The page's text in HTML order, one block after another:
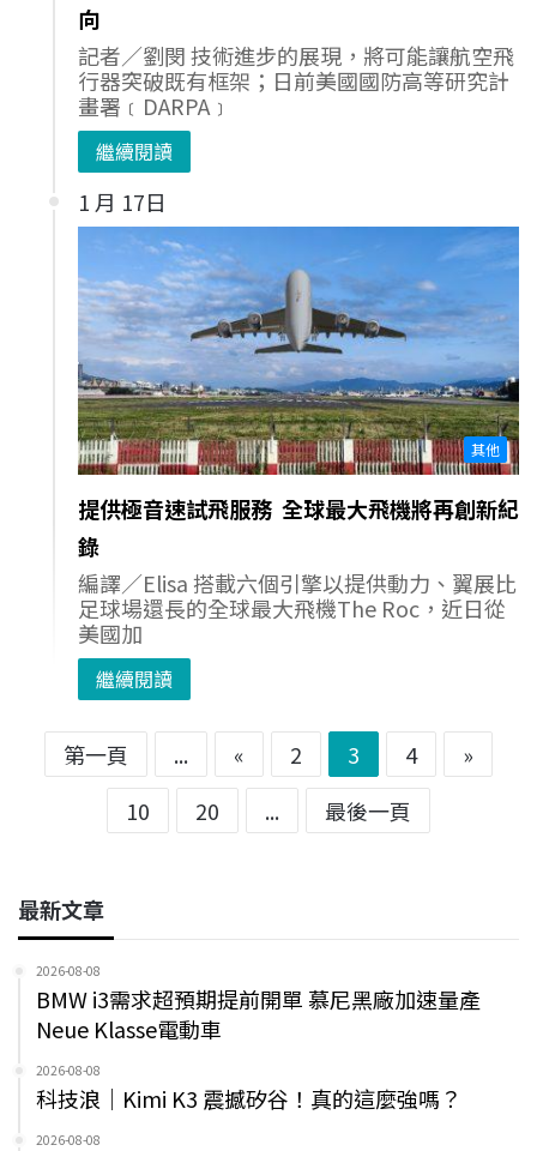
向
記者／劉閔 技術進步的展現，將可能讓航空飛
行器突破既有框架；日前美國國防高等研究計
畫署﹝DARPA﹞
繼續閱讀
1 月 17日
其他
提供極音速試飛服務 全球最大飛機將再創新紀
錄
編譯／Elisa 搭載六個引擎以提供動力、翼展比
足球場還長的全球最大飛機The Roc，近日從
美國加
繼續閱讀
第一頁 ... « 2 3 4
»
10
20 ... 最後一頁
最新文章
2026-08-08
BMW i3需求超預期提前開單 慕尼黑廠加速量產
Neue Klasse電動車
2026-08-08
科技浪｜Kimi K3 震撼矽谷！真的這麼強嗎？
2026-08-08